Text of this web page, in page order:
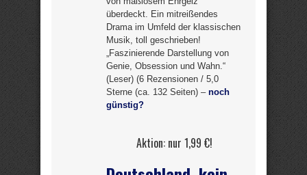
überdeckt. Ein mitreißendes
Drama im Umfeld der klassischen
Musik, toll geschrieben!
„Faszinierende Darstellung von
Genie, Obsession und Wahn.“
(Leser) (6 Rezensionen / 5,0
Sterne (ca. 132 Seiten) – noch
günstig?
Aktion: nur 1,99 €!